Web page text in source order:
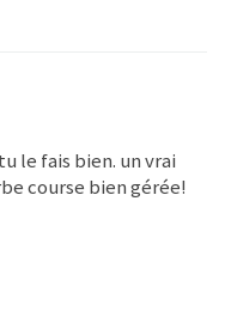
le fais bien. un vrai
course bien gérée!